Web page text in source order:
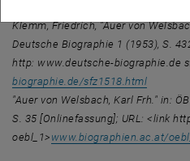
Klemm, Friedrich, "Auer von
Deutsche Biographie 1 (1953), S.
http: www.deutsche-biographie.de
biographie.de/sfz1518.html
"Auer von Welsbach, Karl Frh." in:
S. 35 [Onlinefassung]; URL: <link
oebl_1> www.biographien.ac.at/